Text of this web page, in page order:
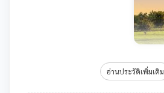
อ่านประวัติเพิ่มเติม